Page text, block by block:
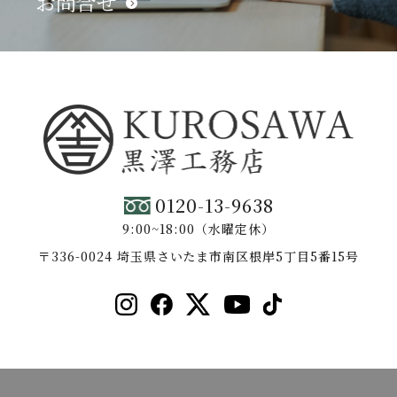
0120-13-9638
9:00~18:00（水曜定休）
〒336-0024 埼玉県さいたま市南区根岸5丁目5番15号